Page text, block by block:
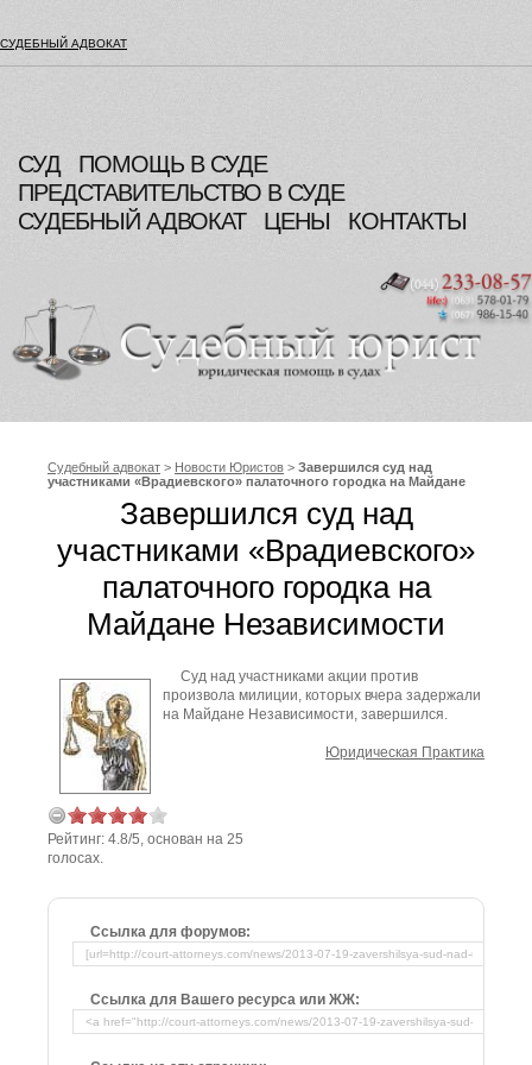
СУДЕБНЫЙ АДВОКАТ
СУД
ПОМОЩЬ В СУДЕ
ПРЕДСТАВИТЕЛЬСТВО В СУДЕ
СУДЕБНЫЙ АДВОКАТ
ЦЕНЫ КОНТАКТЫ
Судебный адвокат > Новости Юристов > Завершился суд над
участниками «Врадиевского» палаточного городка на Майдане
Завершился суд над
участниками «Врадиевского»
палаточного городка на
Майдане Независимости
Суд над участниками акции против
произвола милиции, которых вчера задержали
на Майдане Независимости, завершился.
Юридическая Практика
Рейтинг: 4.8/5, основан на 25
голосах.
Ссылка для форумов:
Ссылка для Вашего ресурса или ЖЖ: